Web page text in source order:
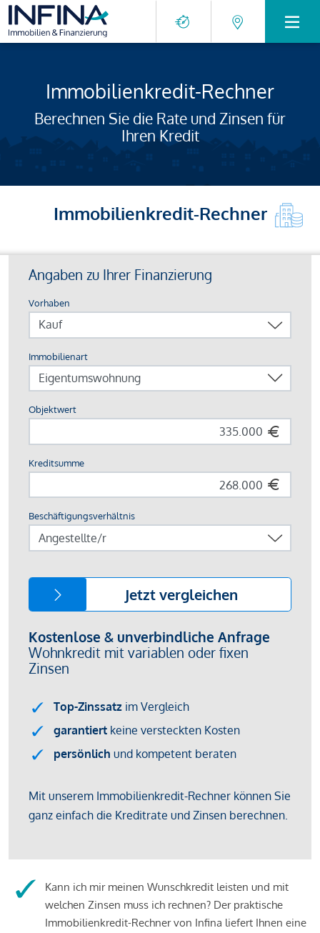
Immobilienkredit-Rechner
Berechnen Sie die Rate und Zinsen für
Ihren Kredit
Immobilienkredit-Rechner
Kann ich mir meinen Wunschkredit leisten und mit
welchen Zinsen muss ich rechnen? Der praktische
Immobilienkredit-Rechner von Infina liefert Ihnen eine